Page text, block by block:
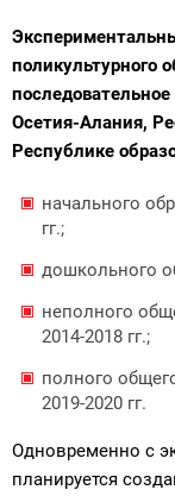
поликультурного
Осетия-Алания,
Республике
начального
гг.;
дошкольного
неполного
2014-2018 гг.;
полного
2019-2020 гг.
Одновременно с
планируется